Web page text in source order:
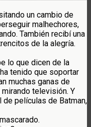
un cambio de
malhechores,
También recibí una
de la alegría.
lo que dicen de la
tenido que soportar
muchas ganas de
televisión. Y
películas de Batman,